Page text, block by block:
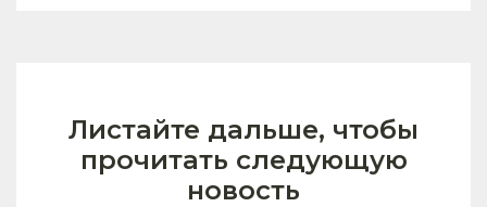
Листайте дальше, чтобы
прочитать следующую
новость